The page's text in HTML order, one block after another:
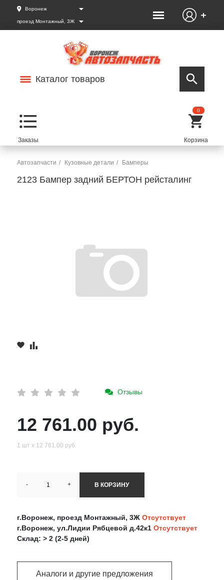
Воронеж
проезд Монтажный, 3Ж
Каталог товаров
0
Автозапчасти Кузовные детали Бамперы
2123 Бампер задний БЕРТОН рейсталинг
Отзывы
12 761.00 руб.
1 шт х 12 761.00 руб.
- + В КОРЗИНУ
г.Воронеж, проезд Монтажный, 3Ж Отсутствует
г.Воронеж, ул.Лидии Рябцевой д.42к1 Отсутствует
Склад: > 2 (2-5 дней)
Аналоги и другие предложения